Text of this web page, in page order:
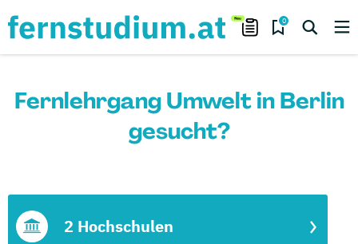
0
Fernlehrgang Umwelt in Berlin
gesucht?
2 Hochschulen